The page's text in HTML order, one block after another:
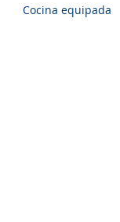
Cocina equipada